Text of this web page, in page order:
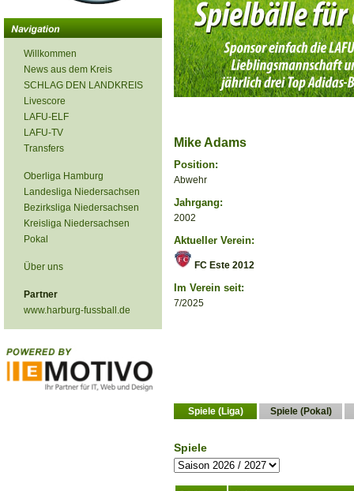
Willkommen
News aus dem Kreis
SCHLAG DEN LANDKREIS
Livescore
LAFU-ELF
LAFU-TV
Transfers
Oberliga Hamburg
Landesliga Niedersachsen
Bezirksliga Niedersachsen
Kreisliga Niedersachsen
Pokal
Über uns
Partner
www.harburg-fussball.de
Mike Adams
Position:
Abwehr
Jahrgang:
2002
Aktueller Verein:
FC Este 2012
Im Verein seit:
7/2025
Spiele (Liga) Spiele (Pokal)
Spiele